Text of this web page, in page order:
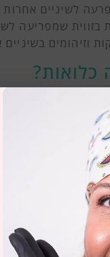
לשיניים
שמפריעה
וזיהומים בשיניים
כלואות?
לא בוקעות, והם
בינה כלואה או
בעתיד לשיניים
שבקעו וניתן
אך ורק בצורה
בעזרת מלקחיים